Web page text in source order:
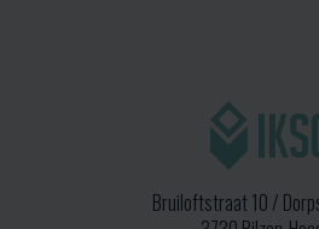
Bruiloftstraat 10 /